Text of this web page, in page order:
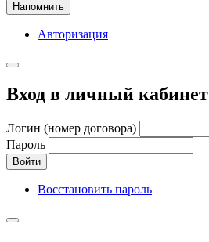
Напомнить
Авторизация
Вход в личный кабинет
Логин (номер договора)
Пароль
Войти
Восстановить пароль